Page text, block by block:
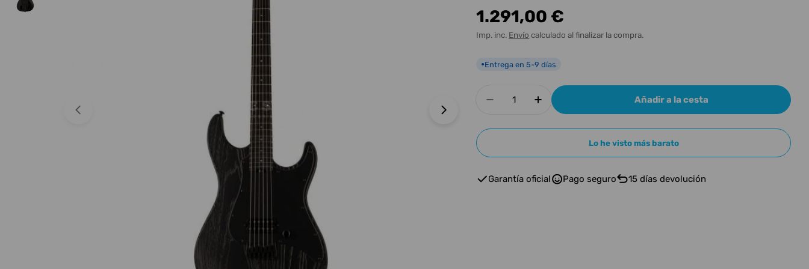
Abrir medios 0 en modal Abrir medios 1 en modal
Precio
habitual
1.291,00 €
Imp. inc. Envío calculado al finalizar la compra.
●Entrega en 5-9 días
Disminuir cantidad para LTD SN-1 HT BLACK BLAST
Aumentar cantidad para LTD SN-1 HT BLACK
Añadir a la cesta
Lo he visto más barato
Garantía oficial Pago seguro 15 días devolución